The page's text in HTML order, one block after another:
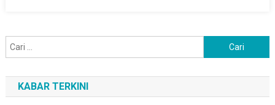
untuk:
KABAR TERKINI